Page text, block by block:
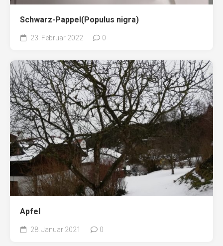
Schwarz-Pappel(Populus nigra)
23. Februar 2022 0
Apfel
28. Januar 2021 0